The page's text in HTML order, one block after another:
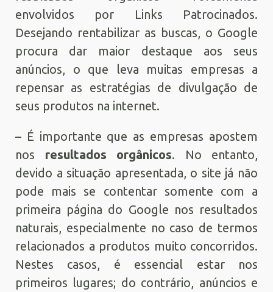
envolvidos por Links Patrocinados.
Desejando rentabilizar as buscas, o Google
procura dar maior destaque aos seus
anúncios, o que leva muitas empresas a
repensar as estratégias de divulgação de
seus produtos na internet.
– É importante que as empresas apostem
nos resultados orgânicos. No entanto,
devido a situação apresentada, o site já não
pode mais se contentar somente com a
primeira página do Google nos resultados
naturais, especialmente no caso de termos
relacionados a produtos muito concorridos.
Nestes casos, é essencial estar nos
primeiros lugares; do contrário, anúncios e